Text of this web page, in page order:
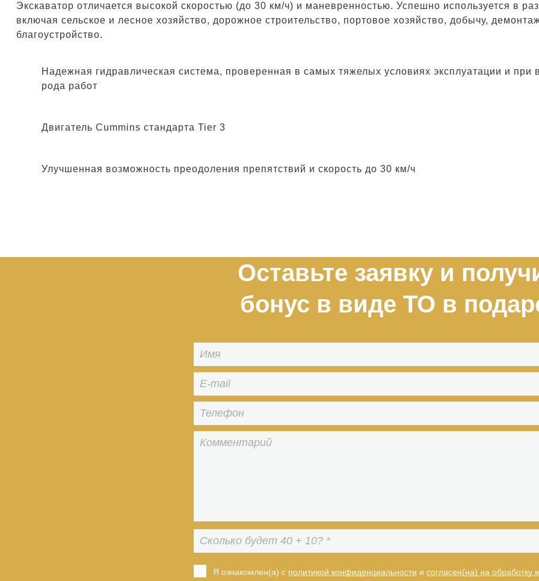
Экскаватор отличается высокой скоростью (до 30 км/ч) и маневренностью. Успешно используется в
включая сельское и лесное хозяйство, дорожное строительство, портовое хозяйство, добычу,
благоустройство.
Надежная гидравлическая система, проверенная в самых тяжелых условиях эксплуатации и при
рода работ
Двигатель Cummins стандарта Tier 3
Улучшенная возможность преодоления препятствий и скорость до 30 км/ч
Оставьте заявку и
бонус в виде ТО в
Я ознакомлен(а) с политикой конфиденциальности и согласен(на) на обработку